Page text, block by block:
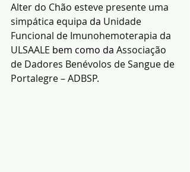
Alter do Chão esteve presente uma
simpática equipa da Unidade
Funcional de Imunohemoterapia da
ULSAALE bem como da Associação
de Dadores Benévolos de Sangue de
Portalegre – ADBSP.